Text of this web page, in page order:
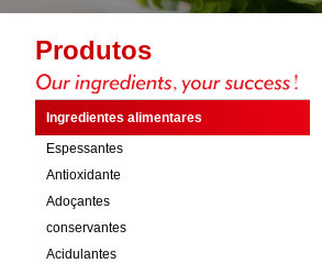
Produtos
Ingredientes alimentares
Espessantes
Antioxidante
Adoçantes
conservantes
Acidulantes